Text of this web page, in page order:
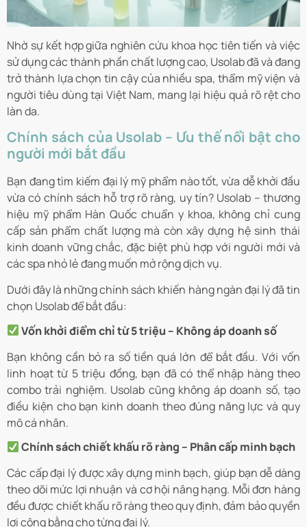
Nhờ sự kết hợp giữa nghiên cứu khoa học tiên tiến và việc
sử dụng các thành phần chất lượng cao, Usolab đã và đang
trở thành lựa chọn tin cậy của nhiều spa, thẩm mỹ viện và
người tiêu dùng tại Việt Nam, mang lại hiệu quả rõ rệt cho
làn da.
Chính sách của Usolab – Ưu thế nổi bật cho
người mới bắt đầu
Bạn đang tìm kiếm đại lý mỹ phẩm nào tốt, vừa dễ khởi đầu
vừa có chính sách hỗ trợ rõ ràng, uy tín? Usolab – thương
hiệu mỹ phẩm Hàn Quốc chuẩn y khoa, không chỉ cung
cấp sản phẩm chất lượng mà còn xây dựng hệ sinh thái
kinh doanh vững chắc, đặc biệt phù hợp với người mới và
các spa nhỏ lẻ đang muốn mở rộng dịch vụ.
Dưới đây là những chính sách khiến hàng ngàn đại lý đã tin
chọn Usolab để bắt đầu:
Vốn khởi điểm chỉ từ 5 triệu – Không áp doanh số
Bạn không cần bỏ ra số tiền quá lớn để bắt đầu. Với vốn
linh hoạt từ 5 triệu đồng, bạn đã có thể nhập hàng theo
combo trải nghiệm. Usolab cũng không áp doanh số, tạo
điều kiện cho bạn kinh doanh theo đúng năng lực và quy
mô cá nhân.
Chính sách chiết khấu rõ ràng – Phân cấp minh bạch
Các cấp đại lý được xây dựng minh bạch, giúp bạn dễ dàng
theo dõi mức lợi nhuận và cơ hội nâng hạng. Mỗi đơn hàng
đều được chiết khấu rõ ràng theo quy định, đảm bảo quyền
lợi công bằng cho từng đại lý.